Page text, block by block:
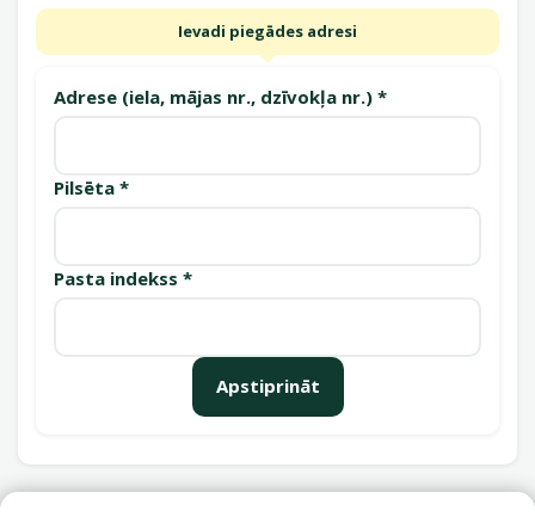
Ievadi piegādes adresi
Adrese (iela, mājas nr., dzīvokļa nr.) *
Pilsēta *
Pasta indekss *
Apstiprināt